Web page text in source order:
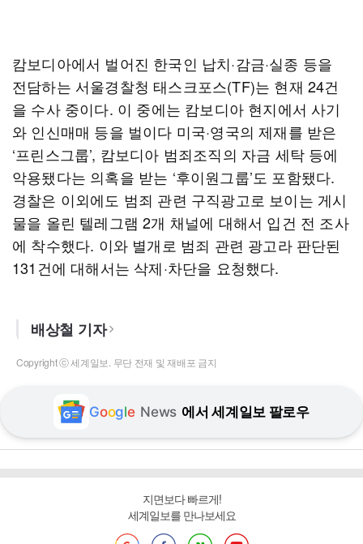
캄보디아에서 벌어진 한국인 납치·감금·실종 등을
전담하는 서울경찰청 태스크포스(TF)는 현재 24건
을 수사 중이다. 이 중에는 캄보디아 현지에서 사기
와 인신매매 등을 벌이다 미국·영국의 제재를 받은
‘프린스그룹’, 캄보디아 범죄조직의 자금 세탁 등에
악용됐다는 의혹을 받는 ‘후이원그룹’도 포함됐다.
경찰은 이외에도 범죄 관련 구직광고로 보이는 게시
물을 올린 텔레그램 2개 채널에 대해서 입건 전 조사
에 착수했다. 이와 별개로 범죄 관련 광고라 판단된
131건에 대해서는 삭제·차단을 요청했다.
배상철 기자
Copyright ⓒ 세계일보. 무단 전재 및 재배포 금지
Google News 에서 세계일보 팔로우
지면보다 빠르게!
세계일보를 만나보세요